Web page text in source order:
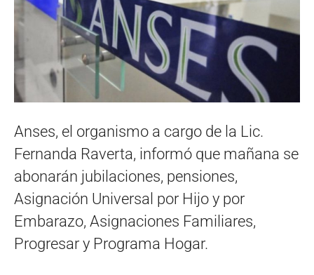
Anses, el organismo a cargo de la Lic.
Fernanda Raverta, informó que mañana se
abonarán jubilaciones, pensiones,
Asignación Universal por Hijo y por
Embarazo, Asignaciones Familiares,
Progresar y Programa Hogar.